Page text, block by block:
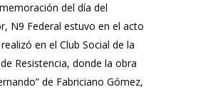
del día del
N9 Federal estuvo en el acto
en el Club Social de la
Resistencia, donde la obra
de Fabriciano Gómez,